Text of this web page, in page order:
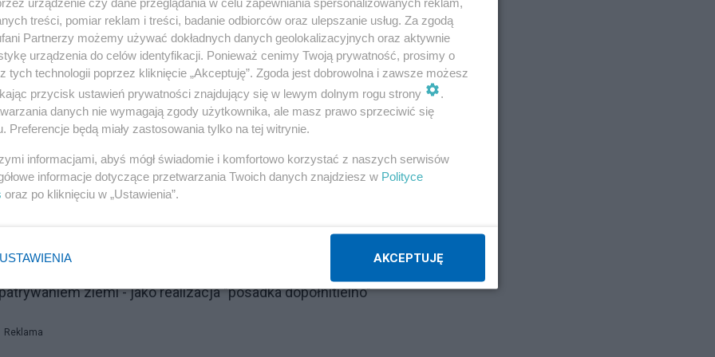
CIŚNIENIOWYCH, a tam mogły być dwie możliwości:
ziemi - jako realizacja "posadka dopołnitielno"
Reklama
treści, pomiar reklam i treści, badanie odbiorców oraz ulepszanie usług. Za zgodą
Partnerzy możemy używać dokładnych danych geolokalizacyjnych oraz aktywnie
urządzenia do celów identyfikacji. Ponieważ cenimy Twoją prywatność, prosimy o
tych technologii poprzez kliknięcie „Akceptuję”. Zgoda jest dobrowolna i zawsze możesz
przycisk ustawień prywatności znajdujący się w lewym dolnym rogu strony
.
danych nie wymagają zgody użytkownika, ale masz prawo sprzeciwić się
Preferencje będą miały zastosowania tylko na tej witrynie.
informacjami, abyś mógł świadomie i komfortowo korzystać z naszych serwisów
informacje dotyczące przetwarzania Twoich danych znajdziesz w Polityce
oraz po kliknięciu w „Ustawienia”.
USTAWIENIA AKCEPTUJĘ